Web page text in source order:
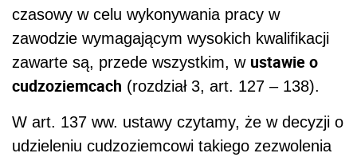
czasowy w celu wykonywania pracy w
zawodzie wymagającym wysokich kwalifikacji
zawarte są, przede wszystkim, w ustawie o
cudzoziemcach (rozdział 3, art. 127 – 138).
W art. 137 ww. ustawy czytamy, że w decyzji o
udzieleniu cudzoziemcowi takiego zezwolenia